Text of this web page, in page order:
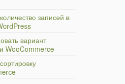
записей в
вариант
WooCommerce